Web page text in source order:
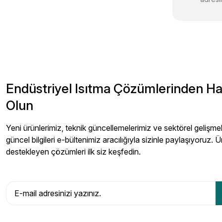
Endüstriyel Isıtma Çözümlerinden
Olun
Yeni ürünlerimiz, teknik güncellemelerimiz ve sektörel
güncel bilgileri e-bültenimiz aracılığıyla sizinle paylaşıyoruz.
destekleyen çözümleri ilk siz keşfedin.